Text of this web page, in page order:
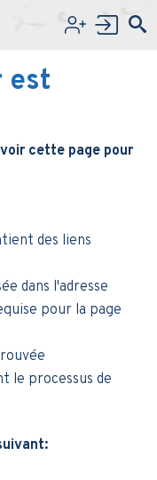
est
cette page pour
des liens
dans l'adresse
pour la page
le processus de